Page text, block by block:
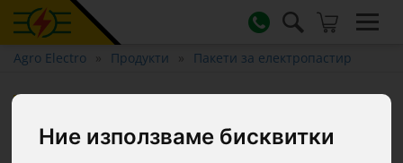
Ние използваме бисквитки
Agro Electro Продукти Пакети за електропастир
(електрическа ограда) за